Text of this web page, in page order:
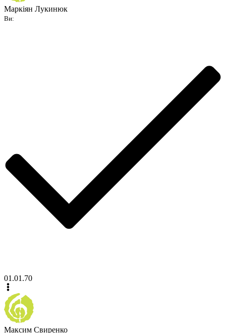
Маркіян Лукинюк
Ви:
01.01.70
Максим Свиренко